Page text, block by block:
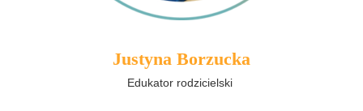
Justyna Borzucka
Edukator rodzicielski